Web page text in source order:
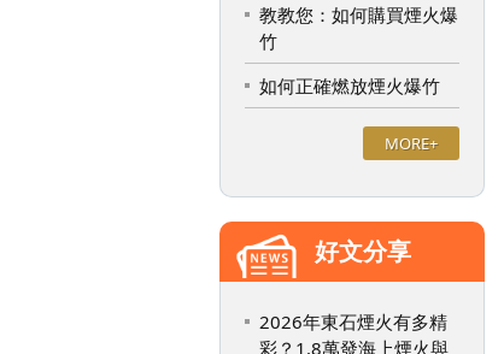
教教您：如何購買煙火爆
竹
如何正確燃放煙火爆竹
MORE+
好文分享
2026年東石煙火有多精
彩？1.8萬發海上煙火與